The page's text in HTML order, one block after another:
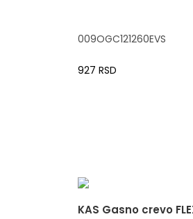
009OGC121260EVS
927 RSD
KAS Gasno crevo